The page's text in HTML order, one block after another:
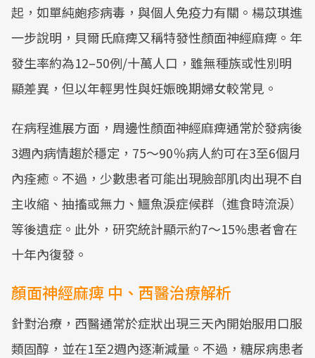
起，如單純皰疹病毒，與個人免疫力有關。楊苡琪進
一步說明，貝爾氏麻痺又稱特發性顏面神經麻痺。年
發生率約為12–50例/十萬人口，雖無種族或性別明
顯差異，但以年輕男性與妊娠晚期婦女較常見。
在病程進展方面，周邊性顏面神經麻痺通常於發病後
3週內病情趨於穩定，75～90％病人約可在3至6個月
內痊癒。不過，少數患者可能出現臉部肌肉出現不自
主收縮、抽搐或無力、鱷魚淚症候群（進食時流淚）
等後遺症。此外，研究統計顯示約7～15%患者會在
十年內復發。
顏面神經麻痺 中、西醫治療解析
針對治療，西醫通常於症狀出現三天內開始服用口服
類固醇，並在1至2週內逐漸減量。不過，糖尿病患者